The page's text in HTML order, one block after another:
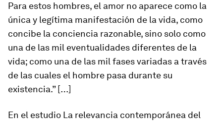
Para estos hombres, el amor no aparece como la
única y legítima manifestación de la vida, como
concibe la conciencia razonable, sino solo como
una de las mil eventualidades diferentes de la
vida; como una de las mil fases variadas a través
de las cuales el hombre pasa durante su
existencia.” […]
En el estudio L a relevancia contemporánea del